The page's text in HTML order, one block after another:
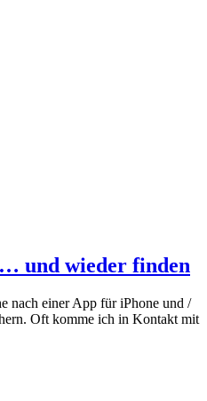
und wieder finden
nach einer App für iPhone und /
Oft komme ich in Kontakt mit